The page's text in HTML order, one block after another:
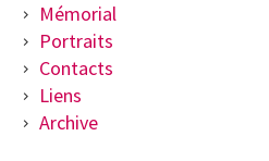
Mémorial
Portraits
Contacts
Liens
Archive